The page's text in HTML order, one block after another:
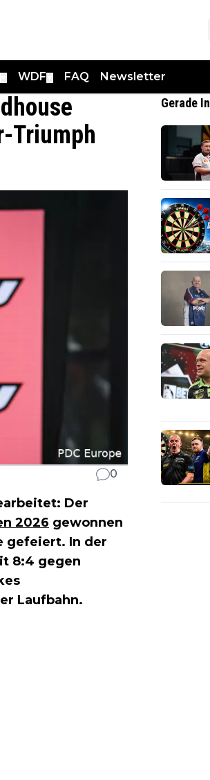
WDF FAQ Newsletter
Triumph
0
Der
2026 gewonnen
gefeiert. In der
8:4 gegen
Laufbahn.
Gerade In